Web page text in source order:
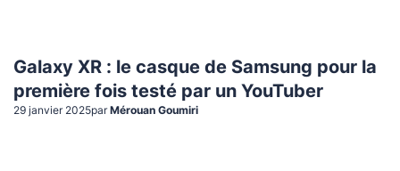
Galaxy XR : le casque de Samsung pour la
première fois testé par un YouTuber
29 janvier 2025par Mérouan Goumiri